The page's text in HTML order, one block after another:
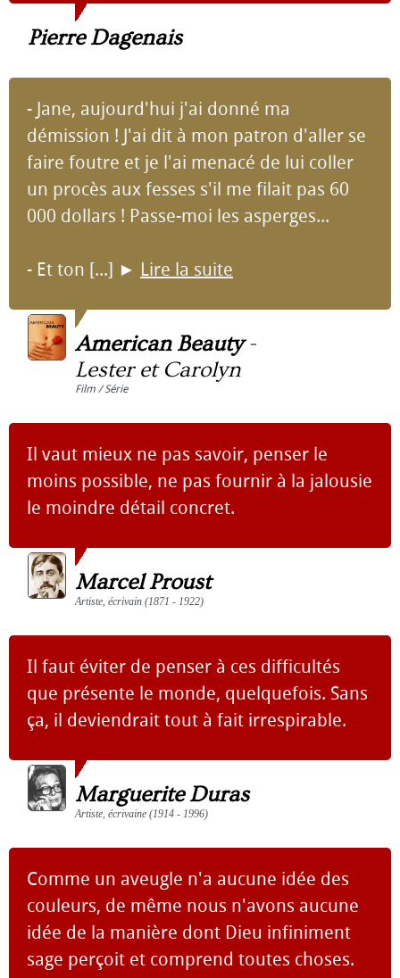
Pierre Dagenais
- Jane, aujourd'hui j'ai donné ma
démission ! J'ai dit à mon patron d'aller se
faire foutre et je l'ai menacé de lui coller
un procès aux fesses s'il me filait pas 60
000 dollars ! Passe-moi les asperges...
- Et ton [...] ► Lire la suite
American Beauty-
Lester et Carolyn
Film / Série
Il vaut mieux ne pas savoir, penser le
moins possible, ne pas fournir à la jalousie
le moindre détail concret.
Marcel Proust
Artiste, écrivain (1871 - 1922)
Il faut éviter de penser à ces difficultés
que présente le monde, quelquefois. Sans
ça, il deviendrait tout à fait irrespirable.
Marguerite Duras
Artiste, écrivaine (1914 - 1996)
Comme un aveugle n'a aucune idée des
couleurs, de même nous n'avons aucune
idée de la manière dont Dieu infiniment
sage perçoit et comprend toutes choses.